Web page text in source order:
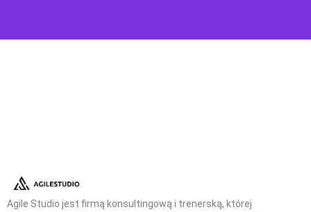
Agile Studio jest firmą konsultingową i trenerską, której